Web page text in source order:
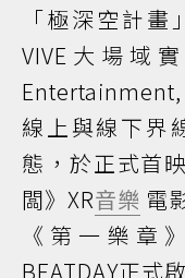
「極深空計畫
VIVE大場域
線上與線下界
態，於正式首
闆》XR音樂 電
《第一樂章
BEATDAY正式